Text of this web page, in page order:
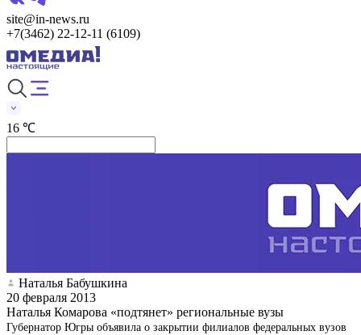
site@in-news.ru
+7(3462) 22-12-11 (6109)
16 ℃
Наталья Бабушкина
20 февраля 2013
Наталья Комарова «подтянет» региональные вузы
Губернатор Югры объявила о закрытии филиалов федеральных вузов